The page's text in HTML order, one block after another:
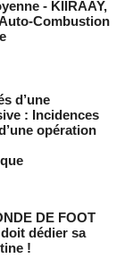
du 7 août
du Mossad
opérationnelle
historique
ont été
- KIIRAAY,
Combustion
d’une
: Incidences
opération
DE FOOT
dédier sa
!